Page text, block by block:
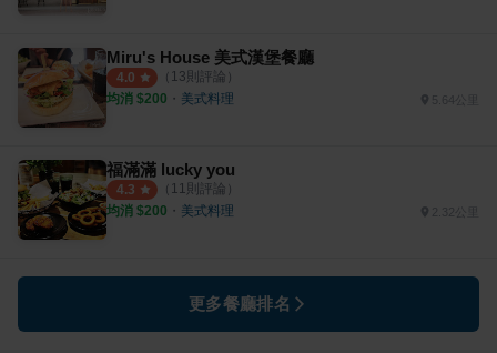
Miru's House 美式漢堡餐廳
4.0 （ 13則評論）
均消 $200 ・ 美式料理 5.64公里
福滿滿 lucky you
4.3 （ 11則評論）
均消 $200 ・ 美式料理
更多餐廳排名